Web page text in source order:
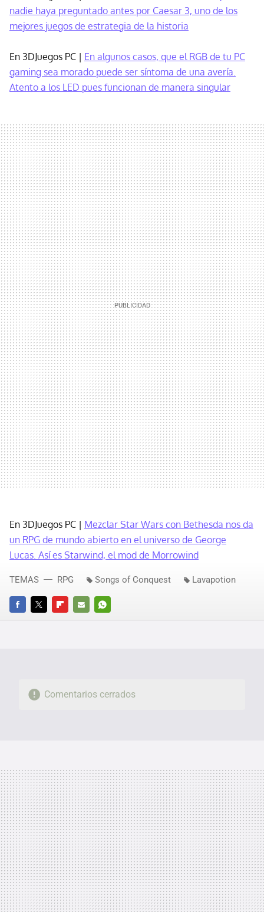
nadie haya preguntado antes por Caesar 3, uno de los
mejores juegos de estrategia de la historia
En 3DJuegos PC | En algunos casos, que el RGB de tu PC
gaming sea morado puede ser síntoma de una avería.
Atento a los LED pues funcionan de manera singular
En 3DJuegos PC | Mezclar Star Wars con Bethesda nos da
un RPG de mundo abierto en el universo de George
Lucas. Así es Starwind, el mod de Morrowind
FACEBOOKTWITTERFLIPBOARD
E-
WHATSAPP
TEMAS RPG Songs of Conquest Lavapotion
Comentarios cerrados